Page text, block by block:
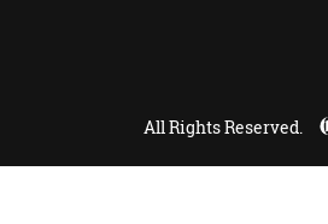
All Rights Reserved.